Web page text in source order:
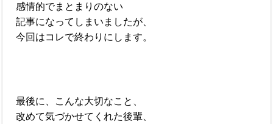
感情的でまとまりのない
記事になってしまいましたが、
今回はコレで終わりにします。
最後に、こんな大切なこと、
改めて気づかせてくれた後輩、